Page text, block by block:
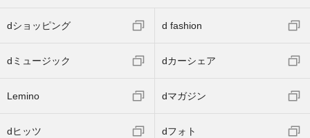
dショッピング d fashion
dミュージック dカーシェア
Lemino dマガジン
dヒッツ dフォト